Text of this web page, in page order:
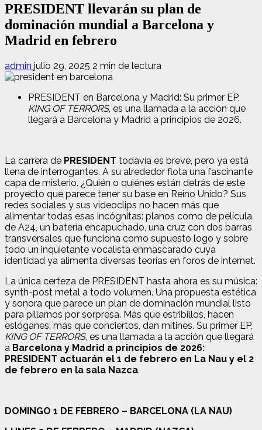
PRESIDENT llevarán su plan de
dominación mundial a Barcelona y
Madrid en febrero
admin julio 29, 2025 2 min de lectura
PRESIDENT en Barcelona y Madrid: Su primer EP,
KING OF TERRORS, es una llamada a la acción que
llegará a Barcelona y Madrid a principios de 2026.
La carrera de PRESIDENT todavía es breve, pero ya está
llena de interrogantes. A su alrededor flota una fascinante
capa de misterio. ¿Quién o quiénes están detrás de este
proyecto que parece tener su base en Reino Unido? Sus
redes sociales y sus videoclips no hacen más que
alimentar todas esas incógnitas: planos como de película
de A24, un batería encapuchado, una cruz con dos barras
transversales que funciona como supuesto logo y sobre
todo un inquietante vocalista enmascarado cuya
identidad ya alimenta diversas teorías en foros de internet.
La única certeza de PRESIDENT hasta ahora es su música:
synth-post metal a todo volumen. Una propuesta estética
y sonora que parece un plan de dominación mundial listo
para pillarnos por sorpresa. Más que estribillos, hacen
eslóganes; más que conciertos, dan mítines. Su primer EP,
KING OF TERRORS, es una llamada a la acción que llegará
a Barcelona y Madrid a principios de 2026:
PRESIDENT actuarán el 1 de febrero en La Nau y el 2
de febrero en la sala Nazca.
DOMINGO 1 DE FEBRERO – BARCELONA (LA NAU)